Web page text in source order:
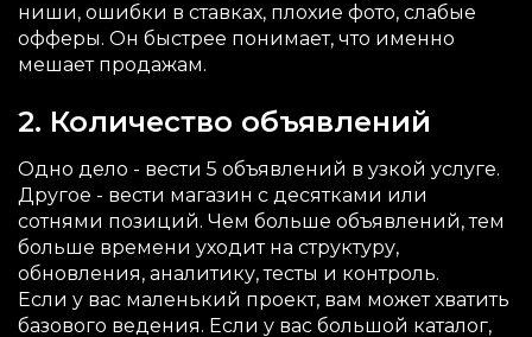
ниши, ошибки в ставках, плохие фото, слабые
офферы. Он быстрее понимает, что именно
мешает продажам.
2. Количество объявлений
Одно дело - вести 5 объявлений в узкой услуге.
Другое - вести магазин с десятками или
сотнями позиций. Чем больше объявлений, тем
больше времени уходит на структуру,
обновления, аналитику, тесты и контроль.
Если у вас маленький проект, вам может хватить
базового ведения. Если у вас большой каталог,